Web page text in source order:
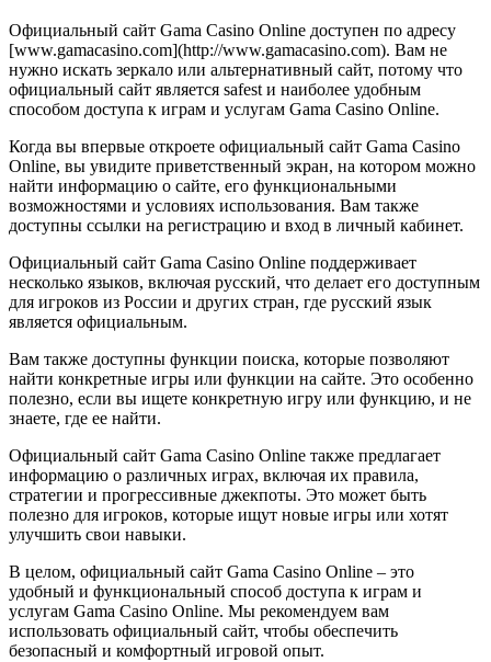
Официальный сайт Gama Casino Online доступен по адресу
[www.gamacasino.com](http://www.gamacasino.com). Вам не
нужно искать зеркало или альтернативный сайт, потому что
официальный сайт является safest и наиболее удобным
способом доступа к играм и услугам Gama Casino Online.
Когда вы впервые откроете официальный сайт Gama Casino
Online, вы увидите приветственный экран, на котором можно
найти информацию о сайте, его функциональными
возможностями и условиях использования. Вам также
доступны ссылки на регистрацию и вход в личный кабинет.
Официальный сайт Gama Casino Online поддерживает
несколько языков, включая русский, что делает его доступным
для игроков из России и других стран, где русский язык
является официальным.
Вам также доступны функции поиска, которые позволяют
найти конкретные игры или функции на сайте. Это особенно
полезно, если вы ищете конкретную игру или функцию, и не
знаете, где ее найти.
Официальный сайт Gama Casino Online также предлагает
информацию о различных играх, включая их правила,
стратегии и прогрессивные джекпоты. Это может быть
полезно для игроков, которые ищут новые игры или хотят
улучшить свои навыки.
В целом, официальный сайт Gama Casino Online – это
удобный и функциональный способ доступа к играм и
услугам Gama Casino Online. Мы рекомендуем вам
использовать официальный сайт, чтобы обеспечить
безопасный и комфортный игровой опыт.